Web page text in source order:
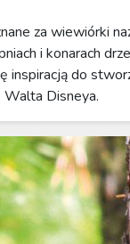
za wiewiórki
i konarach
inspiracją do
Disneya.